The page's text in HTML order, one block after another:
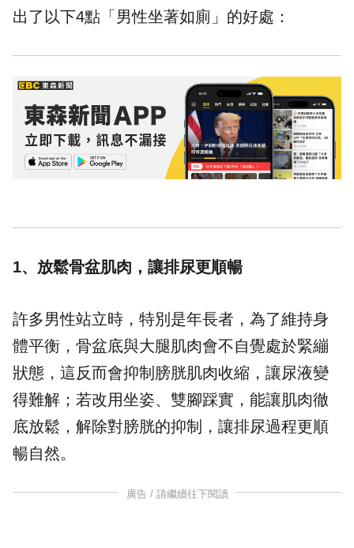
出了以下4點「男性坐著如廁」的好處：
1、放鬆骨盆肌肉，讓排尿更順暢
許多男性站立時，特別是年長者，為了維持身
體平衡，骨盆底與大腿肌肉會不自覺處於緊繃
狀態，這反而會抑制膀胱肌肉收縮，讓尿液變
得難解；若改用坐姿、雙腳踩實，能讓肌肉徹
底放鬆，解除對膀胱的抑制，讓排尿過程更順
暢自然。
廣告 / 請繼續往下閱讀